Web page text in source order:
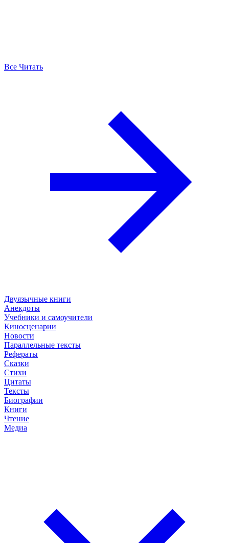
Все Читать
Двуязычные книги
Анекдоты
Учебники и самоучители
Киносценарии
Новости
Параллельные тексты
Рефераты
Сказки
Стихи
Цитаты
Тексты
Биографии
Книги
Чтение
Медиа